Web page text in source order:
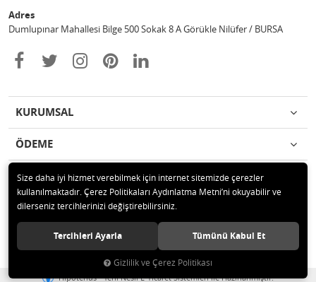
Adres
Dumlupınar Mahallesi Bilge 500 Sokak 8 A Görükle Nilüfer / BURSA
KURUMSAL
ÖDEME
İLETİŞİM
© 2020 MAG OTOMOTİV Tüm hakları saklıdır.
Hipotenüs Yeni Nesil E-Ticaret Sistemleri ile Hazırlanmıştır.
Size daha iyi hizmet verebilmek için internet sitemizde çerezler
kullanılmaktadır. Çerez Politikaları Aydınlatma Metni’ni okuyabilir ve
dilerseniz tercihlerinizi değiştirebilirsiniz.
Tercihleri Ayarla Tümünü Kabul Et
Gizlilik ve Çerez Politikası